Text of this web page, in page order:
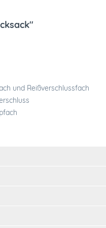
und Reißverschlussfach